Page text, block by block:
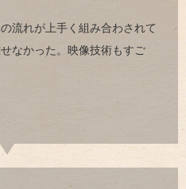
流れが上手く組み合わされて
なかった。映像技術もすご